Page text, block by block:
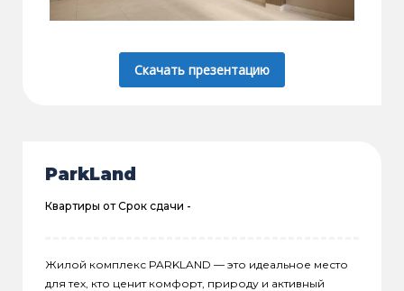
Скачать презентацию
ParkLand
Квартиры отСрок сдачи -
Жилой комплекс PARKLAND — это идеальное место
для тех, кто ценит комфорт, природу и активный